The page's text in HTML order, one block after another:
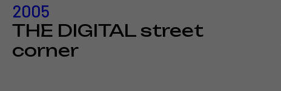
2005
THE DIGITAL street
corner